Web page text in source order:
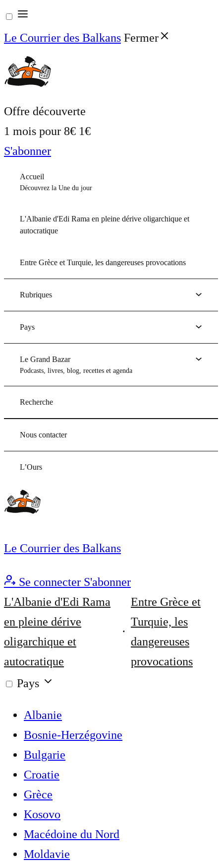
Aller
au
contenu
Le Courrier des Balkans Fermer
Offre découverte
1 mois pour 8€ 1€
S'abonner
Accueil
Découvrez la Une du jour
L'Albanie d'Edi Rama en pleine dérive oligarchique et
autocratique
Entre Grèce et Turquie, les dangereuses provocations
Rubriques
Pays
Le Grand Bazar
Podcasts, livres, blog, recettes et agenda
Recherche
Nous contacter
L’Ours
Le Courrier des Balkans
Se connecter S'abonner
L'Albanie d'Edi Rama
en pleine dérive
oligarchique et
autocratique
Entre Grèce et
Turquie, les
dangereuses
provocations
Pays
Albanie
Bosnie-Herzégovine
Bulgarie
Croatie
Grèce
Kosovo
Macédoine du Nord
Moldavie